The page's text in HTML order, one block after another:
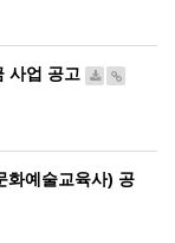
사업 공고
화예술교육사) 공